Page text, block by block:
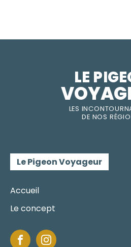
LES INCONTO
DE NOS RÉGIO
LE
Le Pigeon Voyageur
Accueil
Le concept